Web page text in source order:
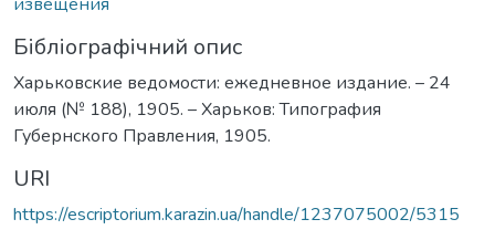
Бібліографічний опис
Харьковские ведомости: ежедневное издание. – 24
июля (№ 188), 1905. – Харьков: Типография
Губернского Правления, 1905.
URI
https://escriptorium.karazin.ua/handle/1237075002/5315